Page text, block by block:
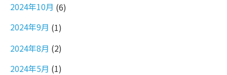
2024年10月 (6)
2024年9月 (1)
2024年8月 (2)
2024年5月 (1)